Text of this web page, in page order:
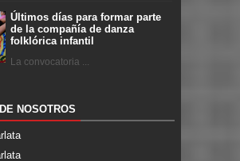
Últimos días para formar parte
de la compañía de danza
folklórica infantil
La convocatoria ...
NOSOTROS